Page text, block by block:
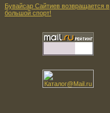
Бувайсар Сайтиев возвращается в
большой спорт!